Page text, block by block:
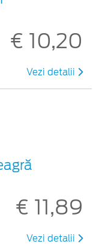
€ 10,20
Vezi detalii
€ 11,89
Vezi detalii